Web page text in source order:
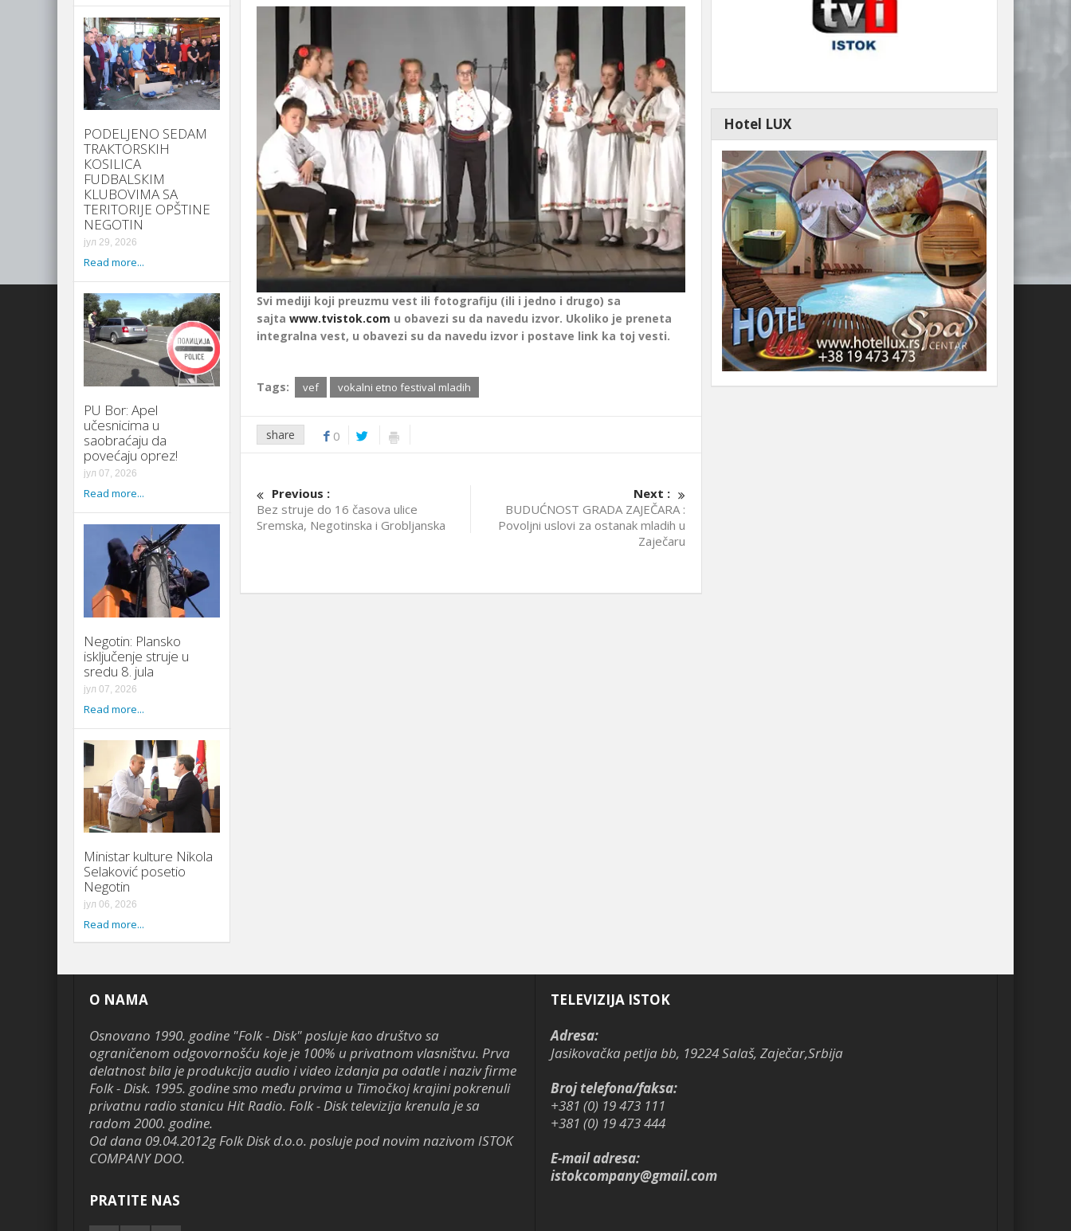
PODELJENO SEDAM
TRAКTORSКIH
КOSILICA
FUDBALSКIM
КLUBOVIMA SA
TERITORIJE OPŠTINE
NEGOTIN
јул 29, 2026
Read more...
PU Bor: Apel
učesnicima u
saobraćaju da
povećaju oprez!
јул 07, 2026
Read more...
Negotin: Plansko
isključenje struje u
sredu 8. jula
јул 07, 2026
Read more...
Ministar kulture Nikola
Selaković posetio
Negotin
јул 06, 2026
Read more...
Svi mediji koji preuzmu vest ili fotografiju (ili i jedno i drugo) sa
sajta www.tvistok.com u obavezi su da navedu izvor. Ukoliko je preneta
integralna vest, u obavezi su da navedu izvor i postave link ka toj vesti.
Tags: vef vokalni etno festival mladih
share 0
Previous :
Bez struje do 16 časova ulice
Sremska, Negotinska i Grobljanska
Next :
BUDUĆNOST GRADA ZAJEČARA :
Povoljni uslovi za ostanak mladih u
Zaječaru
Hotel LUX
O NAMA
Osnovano 1990. godine "Folk - Disk" posluje kao društvo sa
ograničenom odgovornošću koje je 100% u privatnom vlasništvu. Prva
delatnost bila je produkcija audio i video izdanja pa odatle i naziv firme
Folk - Disk. 1995. godine smo među prvima u Timočkoj krajini pokrenuli
privatnu radio stanicu Hit Radio. Folk - Disk televizija krenula je sa
radom 2000. godine.
Od dana 09.04.2012g Folk Disk d.o.o. posluje pod novim nazivom ISTOK
COMPANY DOO.
PRATITE NAS
TELEVIZIJA ISTOK
Adresa:
Jasikovačka petlja bb, 19224 Salaš, Zaječar,Srbija
Broj telefona/faksa:
+381 (0) 19 473 111
+381 (0) 19 473 444
E-mail adresa:
istokcompany@gmail.com